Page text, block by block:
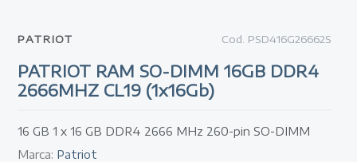
PATRIOT Cod. PSD416G26662S
PATRIOT RAM SO-DIMM 16GB DDR4
2666MHZ CL19 (1x16Gb)
16 GB 1 x 16 GB DDR4 2666 MHz 260-pin SO-DIMM
Marca: Patriot